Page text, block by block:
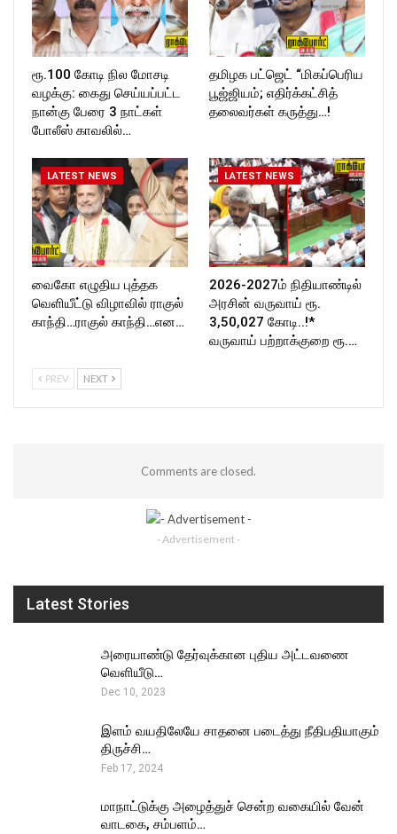
ரூ.100 கோடி நில மோசடி
வழக்கு: கைது செய்யப்பட்ட
நான்கு பேரை 3 நாட்கள்
போலீஸ் காவலில்…
தமிழக பட்ஜெட் “மிகப்பெரிய
பூஜ்ஜியம்; எதிர்க்கட்சித்
தலைவர்கள் கருத்து…!
LATEST NEWS
வைகோ எழுதிய புத்தக
வெளியீட்டு விழாவில் ராகுல்
காந்தி…ராகுல் காந்தி…என…
LATEST NEWS
2026-2027ம் நிதியாண்டில்
அரசின் வருவாய் ரூ.
3,50,027 கோடி..!*
வருவாய் பற்றாக்குறை ரூ.…
PREV NEXT
Comments are closed.
- Advertisement -
Latest Stories
அரையாண்டு தேர்வுக்கான புதிய அட்டவணை
வெளியீடு…
Dec 10, 2023
இளம் வயதிலேயே சாதனை படைத்து நீதிபதியாகும்
திருச்சி…
Feb 17, 2024
மாநாட்டுக்கு அழைத்துச் சென்ற வகையில் வேன்
வாடகை, சம்பளம்…